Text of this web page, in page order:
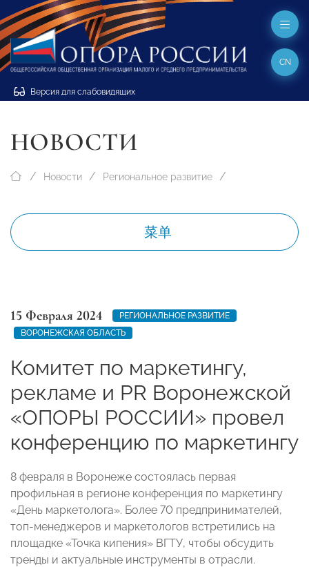
Версия для слабовидящих
CN
НОВОСТИ
Новости Региональное развитие
菜单
15 Февраля 2024
РЕГИОНАЛЬНОЕ РАЗВИТИЕ
ВОРОНЕЖСКАЯ ОБЛАСТЬ
Комитет по маркетингу,
рекламе и PR Воронежской
«ОПОРЫ РОССИИ» провел
конференцию по маркетингу
8 февраля в Воронеже состоялась первая
профильная в регионе конференция по маркетингу
«День маркетолога». Более 70 предпринимателей,
топ-менеджеров и маркетологов встретились на
площадке «Точка кипения» ВГТУ, чтобы обсудить
тренды и актуальные инструменты в отрасли.